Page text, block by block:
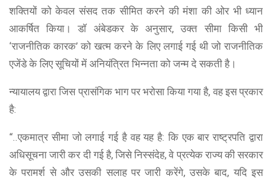
शक्तियों को केवल संसद तक सीमित करने की मंशा की ओर भी ध्यान
आकर्षित किया। डॉ अंबेडकर के अनुसार, उक्त सीमा किसी भी
‘राजनीतिक कारक’ को खत्म करने के लिए लगाई गई थी जो राजनीतिक
एजेंडे के लिए सूचियों में अनियंत्रित भिन्नता को जन्म दे सकती है।
न्यायालय द्वारा जिस प्रासंगिक भाग पर भरोसा किया गया है, वह इस प्रकार
है:
“..एकमात्र सीमा जो लगाई गई है वह यह है: कि एक बार राष्ट्रपति द्वारा
अधिसूचना जारी कर दी गई है, जिसे निस्संदेह, वे प्रत्येक राज्य की सरकार
के परामर्श से और उसकी सलाह पर जारी करेंगे, उसके बाद, यदि इस